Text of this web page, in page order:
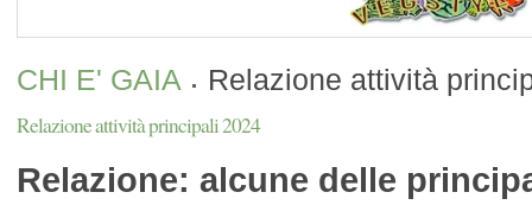
CHI E' GAIA Relazione attività
Relazione attività principali 2024
Relazione: alcune delle